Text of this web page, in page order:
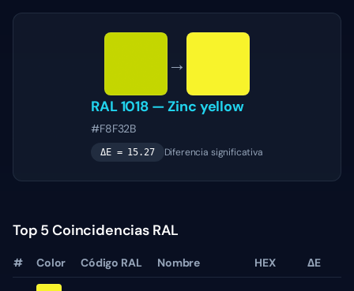
→
RAL 1018—Zinc yellow
#F8F32B
ΔE = 15.27 Diferencia significativa
Top 5 Coincidencias RAL
# Color Código RAL Nombre HEX ΔE